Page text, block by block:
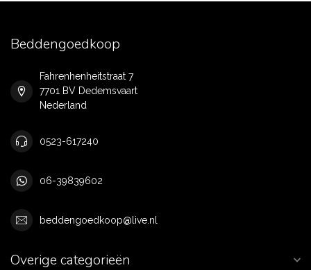
Beddengoedkoop
Fahrenhenheitstraat 7
7701 BV Dedemsvaart
Nederland
0523-617240
06-39839602
beddengoedkoop@live.nl
Overige categorieën